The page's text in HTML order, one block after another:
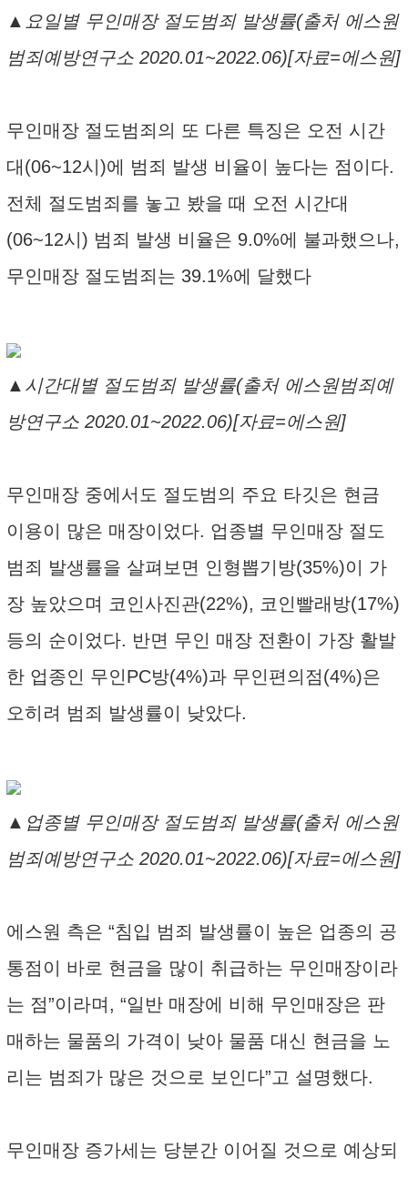
▲요일별 무인매장 절도범죄 발생률(출처 에스원
범죄예방연구소 2020.01~2022.06)[자료=에스원]
무인매장 절도범죄의 또 다른 특징은 오전 시간
대(06~12시)에 범죄 발생 비율이 높다는 점이다.
전체 절도범죄를 놓고 봤을 때 오전 시간대
(06~12시) 범죄 발생 비율은 9.0%에 불과했으나,
무인매장 절도범죄는 39.1%에 달했다
▲시간대별 절도범죄 발생률(출처 에스원범죄예
방연구소 2020.01~2022.06)[자료=에스원]
무인매장 중에서도 절도범의 주요 타깃은 현금
이용이 많은 매장이었다. 업종별 무인매장 절도
범죄 발생률을 살펴보면 인형뽑기방(35%)이 가
장 높았으며 코인사진관(22%), 코인빨래방(17%)
등의 순이었다. 반면 무인 매장 전환이 가장 활발
한 업종인 무인PC방(4%)과 무인편의점(4%)은
오히려 범죄 발생률이 낮았다.
▲업종별 무인매장 절도범죄 발생률(출처 에스원
범죄예방연구소 2020.01~2022.06)[자료=에스원]
에스원 측은 “침입 범죄 발생률이 높은 업종의 공
통점이 바로 현금을 많이 취급하는 무인매장이라
는 점”이라며, “일반 매장에 비해 무인매장은 판
매하는 물품의 가격이 낮아 물품 대신 현금을 노
리는 범죄가 많은 것으로 보인다”고 설명했다.
무인매장 증가세는 당분간 이어질 것으로 예상되